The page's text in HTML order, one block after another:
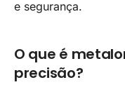
e segurança.
O que é
precisão?